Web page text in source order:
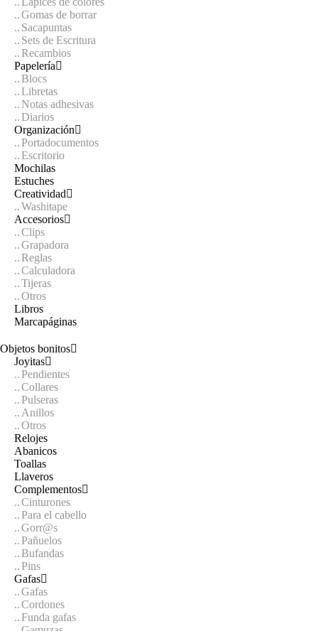
Gomas de borrar
Sacapuntas
Sets de Escritura
Recambios
Papelería
Blocs
Libretas
Notas adhesivas
Diarios
Organización
Portadocumentos
Escritorio
Mochilas
Estuches
Creatividad
Washitape
Accesorios
Clips
Grapadora
Reglas
Calculadora
Tijeras
Otros
Libros
Marcapáginas
Objetos bonitos
Joyitas
Pendientes
Collares
Pulseras
Anillos
Otros
Relojes
Abanicos
Toallas
Llaveros
Complementos
Cinturones
Para el cabello
Gorr@s
Pañuelos
Bufandas
Pins
Gafas
Gafas
Cordones
Funda gafas